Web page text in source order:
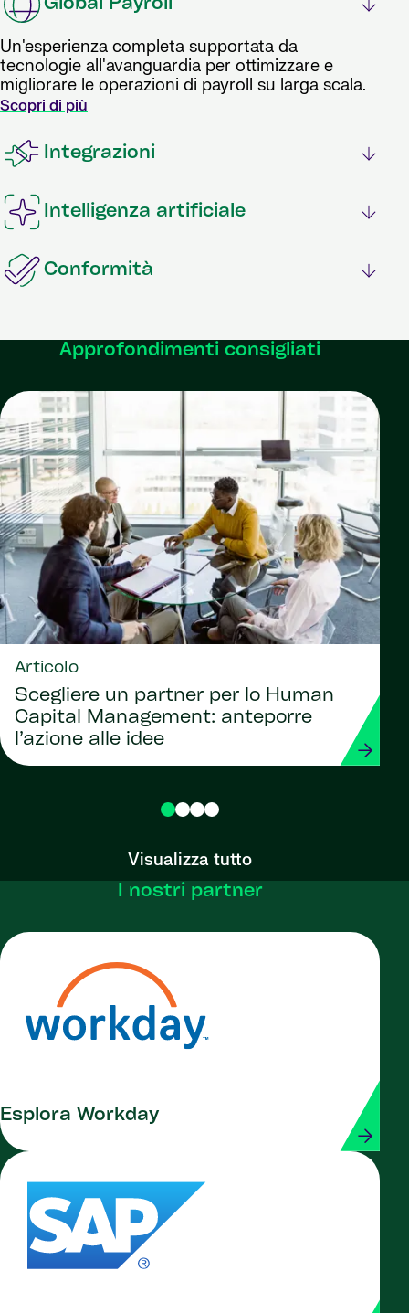
Global Payroll
Un'esperienza completa supportata da
tecnologie all'avanguardia per ottimizzare e
migliorare le operazioni di payroll su larga scala.
Scopri di più
Integrazioni
Intelligenza artificiale
Conformità
Approfondimenti consigliati
Articolo
Scegliere un partner per lo Human
Capital Management: anteporre
l’azione alle idee
Visualizza tutto
I nostri partner
Esplora Workday